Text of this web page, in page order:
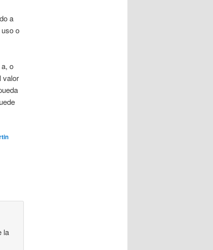
a
o
o
valor
la